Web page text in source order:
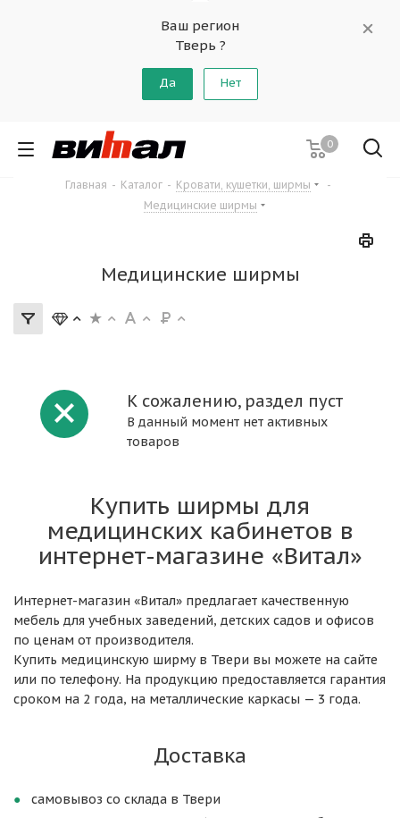
Ваш регион
Тверь ?
Да Нет
0
Главная - Каталог - Кровати, кушетки, ширмы
-
Медицинские ширмы
Медицинские ширмы
К сожалению, раздел пуст
В данный момент нет активных
товаров
Купить ширмы для
медицинских кабинетов в
интернет-магазине «Витал»
Интернет-магазин «Витал» предлагает качественную
мебель для учебных заведений, детских садов и офисов
по ценам от производителя.
Купить медицинскую ширму в Твери вы можете на сайте
или по телефону. На продукцию предоставляется гарантия
сроком на 2 года, на металлические каркасы — 3 года.
Доставка
самовывоз со склада в Твери